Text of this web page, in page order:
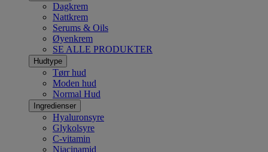
Dagkrem
Nattkrem
Serums & Oils
Øyenkrem
SE ALLE PRODUKTER
Hudtype
Tørr hud
Moden hud
Normal Hud
Ingredienser
Hyaluronsyre
Glykolsyre
C-vitamin
Niacinamid